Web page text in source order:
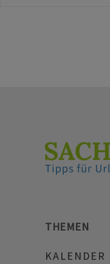
THEMEN
KALENDER